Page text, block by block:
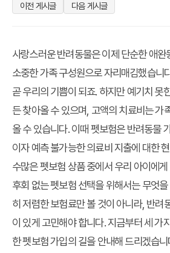
이전 게시글
다음 게시글
사랑스러운 반려동물은 이제 단순한 애완
소중한 가족 구성원으로 자리매김했습니
곧 우리의 기쁨이 되죠. 하지만 예기치 못
든 찾아올 수 있으며, 고액의 치료비는 가
올 수 있습니다. 이때 펫보험은 반려동물
이자 예측 불가능한 의료비 지출에 대한
수많은 펫보험 상품 중에서 우리 아이에
후회 없는 펫보험 선택을 위해서는 무엇
히 저렴한 보험료만 볼 것이 아니라, 반려
이 있게 고민해야 합니다. 지금부터 세 가
한 펫보험 가입의 길을 안내해 드리겠습니